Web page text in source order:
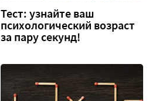
Тест: узнайте ваш
психологический возраст
за пару секунд!